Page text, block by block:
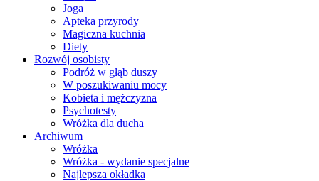
Joga
Apteka przyrody
Magiczna kuchnia
Diety
Rozwój osobisty
Podróż w głąb duszy
W poszukiwaniu mocy
Kobieta i mężczyzna
Psychotesty
Wróżka dla ducha
Archiwum
Wróżka
Wróżka - wydanie specjalne
Najlepsza okładka